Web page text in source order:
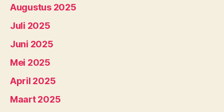
Augustus 2025
Juli 2025
Juni 2025
Mei 2025
April 2025
Maart 2025